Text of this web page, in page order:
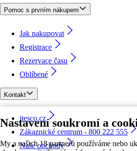
Nastavení soukromí a
My a našich 18 partnerů používáme nebo
Pomoc s prvním nákupem
Jak nakupovat
Registrace
Rezervace času
Oblíbené
Kontakt
itesco.cz
Zákaznické centrum - 800 222 555
Naše obchody